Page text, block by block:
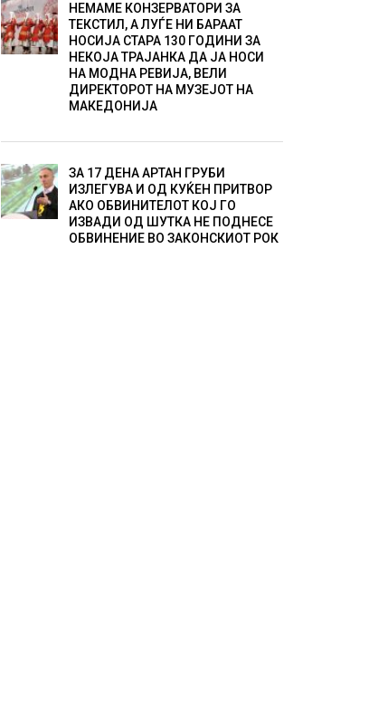
НЕМАМЕ КОНЗЕРВАТОРИ ЗА
ТЕКСТИЛ, А ЛУЃЕ НИ БАРААТ
НОСИЈА СТАРА 130 ГОДИНИ ЗА
НЕКОЈА ТРАЈАНКА ДА ЈА НОСИ
НА МОДНА РЕВИЈА, ВЕЛИ
ДИРЕКТОРОТ НА МУЗЕЈОТ НА
МАКЕДОНИЈА
ЗА 17 ДЕНА АРТАН ГРУБИ
ИЗЛЕГУВА И ОД КУЌЕН ПРИТВОР
АКО ОБВИНИТЕЛОТ КОЈ ГО
ИЗВАДИ ОД ШУТКА НЕ ПОДНЕСЕ
ОБВИНЕНИЕ ВО ЗАКОНСКИОТ РОК